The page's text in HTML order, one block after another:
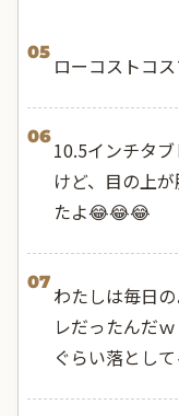
05
ローコストコ
06
10.5インチタ
けど、目の上
たよ😂😂😂
07
わたしは毎日
レだったんだ
ぐらい落とし